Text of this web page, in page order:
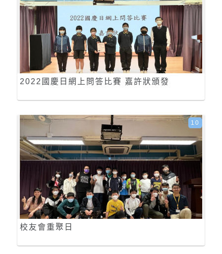
2022國慶日網上問答比賽 嘉許狀頒發
校友會重聚日
10